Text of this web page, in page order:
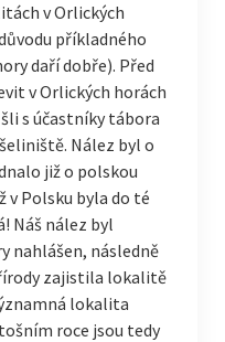
v Orlických
příkladného
daří dobře). Před
v Orlických horách
s účastníky tábora
Nález byl o
již o polskou
v Polsku byla do té
Náš nález byl
nahlášen, následně
zajistila lokalitě
lokalita
roce jsou tedy